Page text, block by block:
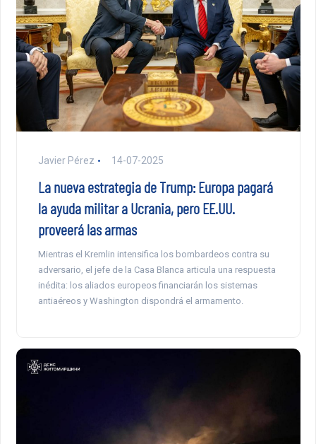
Javier Pérez 14-07-2025
La nueva estrategia de Trump: Europa pagará
la ayuda militar a Ucrania, pero EE.UU.
proveerá las armas
Mientras el Kremlin intensifica los bombardeos contra su
adversario, el jefe de la Casa Blanca articula una respuesta
inédita: los aliados europeos financiarán los sistemas
antiaéreos y Washington dispondrá el armamento.